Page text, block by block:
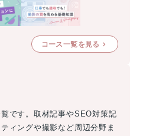
コース一覧を見る
です。取材記事やSEO対策記
ィングや撮影など周辺分野ま